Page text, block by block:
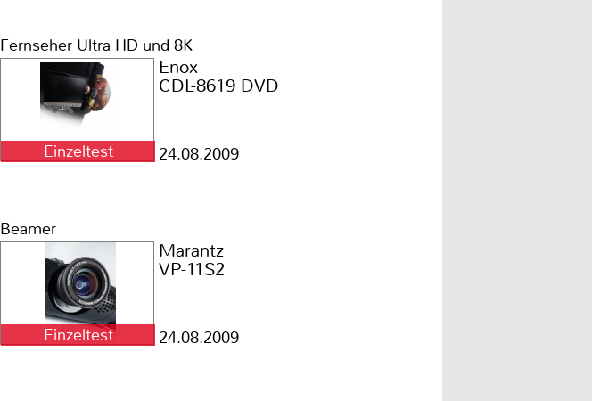
Fernseher Ultra HD und 8K
Einzeltest
Enox
CDL-8619 DVD
24.08.2009
Beamer
Einzeltest
Marantz
VP-11S2
24.08.2009